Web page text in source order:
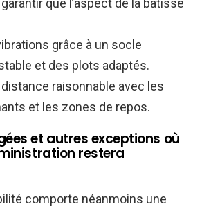
grâce à un socle
et des plots adaptés.
raisonnable avec les
et les zones de repos.
et autres exceptions où
restera
comporte néanmoins une